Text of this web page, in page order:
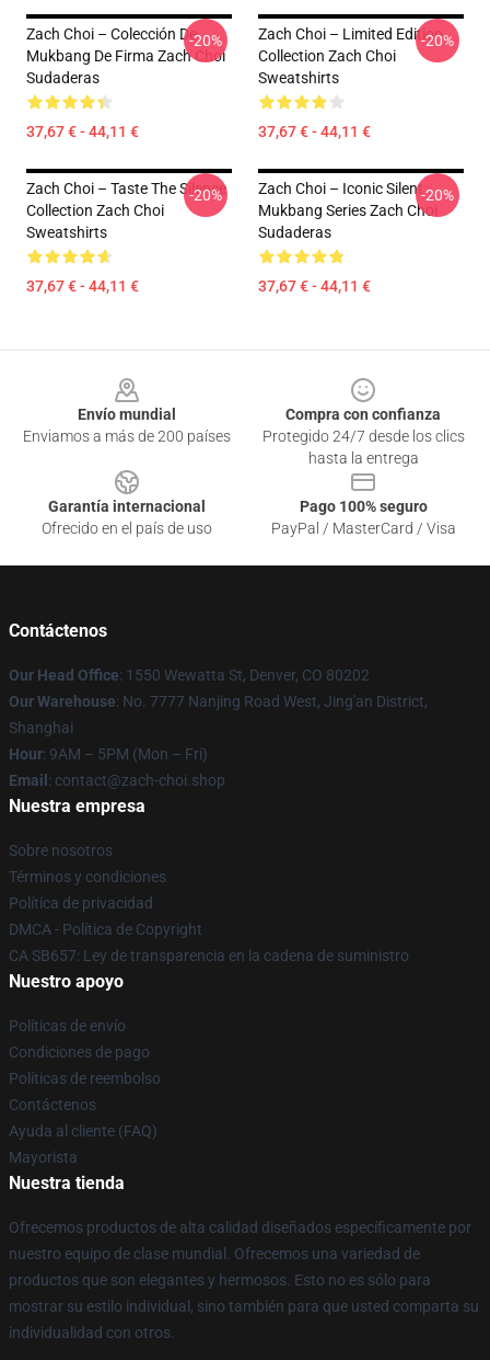
Zach Choi – Colección De
Mukbang De Firma Zach Choi
Sudaderas
37,67 € - 44,11 €
-20%
Zach Choi – Limited Edition
Collection Zach Choi
Sweatshirts
37,67 € - 44,11 €
-20%
Zach Choi – Taste The Silence
Collection Zach Choi
Sweatshirts
37,67 € - 44,11 €
-20%
Zach Choi – Iconic Silent
Mukbang Series Zach Choi
Sudaderas
37,67 € - 44,11 €
-20%
Envío mundial
Enviamos a más de 200 países
Compra con confianza
Protegido 24/7 desde los clics
hasta la entrega
Garantía internacional
Ofrecido en el país de uso
Pago 100% seguro
PayPal / MasterCard / Visa
Contáctenos
Our Head Office: 1550 Wewatta St, Denver, CO 80202
Our Warehouse: No. 7777 Nanjing Road West, Jing'an District,
Shanghai
Hour: 9AM – 5PM (Mon – Fri)
Email : contact@zach-choi.shop
Nuestra empresa
Sobre nosotros
Términos y condiciones
Política de privacidad
DMCA - Política de Copyright
CA SB657: Ley de transparencia en la cadena de suministro
Nuestro apoyo
Políticas de envío
Condiciones de pago
Políticas de reembolso
Contáctenos
Ayuda al cliente (FAQ)
Mayorista
Nuestra tienda
Ofrecemos productos de alta calidad diseñados específicamente por
nuestro equipo de clase mundial. Ofrecemos una variedad de
productos que son elegantes y hermosos. Esto no es sólo para
mostrar su estilo individual, sino también para que usted comparta su
individualidad con otros.